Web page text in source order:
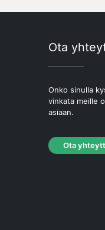
Ota
Onko sinulla
vinkata meille
asiaan.
Ota